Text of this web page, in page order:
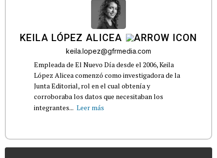
KEILA LÓPEZ ALICEA
keila.lopez@gfrmedia.com
Empleada de El Nuevo Día desde el 2006, Keila
López Alicea comenzó como investigadora de la
Junta Editorial, rol en el cual obtenía y
corroboraba los datos que necesitaban los
integrantes... Leer más